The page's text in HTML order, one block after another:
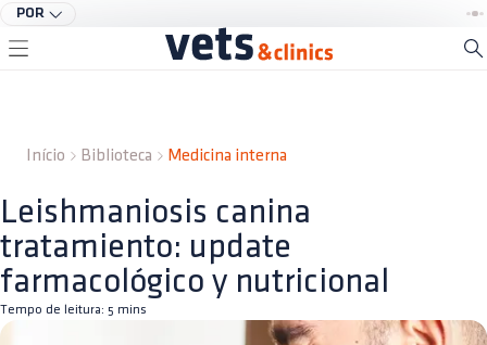
POR
Início Biblioteca Medicina interna
Leishmaniosis canina
tratamiento: update
farmacológico y nutricional
Tempo de leitura: 5 mins